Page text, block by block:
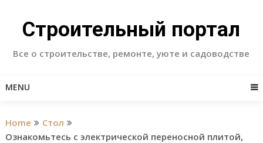
contentСтроительный портал
Все о строительстве, ремонте, уюте и садоводстве
MENU
Home
Стол
Ознакомьтесь с электрической переносной плитой,